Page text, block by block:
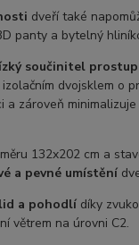
dveří také
panty a bytelný
součinitel
dvojsklem o
a zároveň
132x202 cm a
a pevné umístění
a pohodlí díky
větrem na úrovni C2.